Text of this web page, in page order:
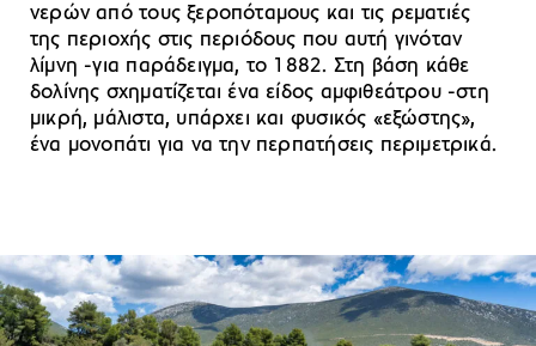
νερών από τους ξεροπόταμους και τις ρεματιές
της περιοχής στις περιόδους που αυτή γινόταν
λίμνη -για παράδειγμα, το 1882. Στη βάση κάθε
δολίνης σχηματίζεται ένα είδος αμφιθεάτρου -στη
μικρή, μάλιστα, υπάρχει και φυσικός «εξώστης»,
ένα μονοπάτι για να την περπατήσεις περιμετρικά.